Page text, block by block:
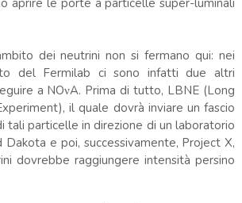
dei neutrini non si fermano qui: nei
del Fermilab ci sono infatti due altri
a NOνA. Prima di tutto, LBNE (Long
il quale dovrà inviare un fascio
tali particelle in direzione di un laboratorio
e poi, successivamente, Project X,
dovrebbe raggiungere intensità persino